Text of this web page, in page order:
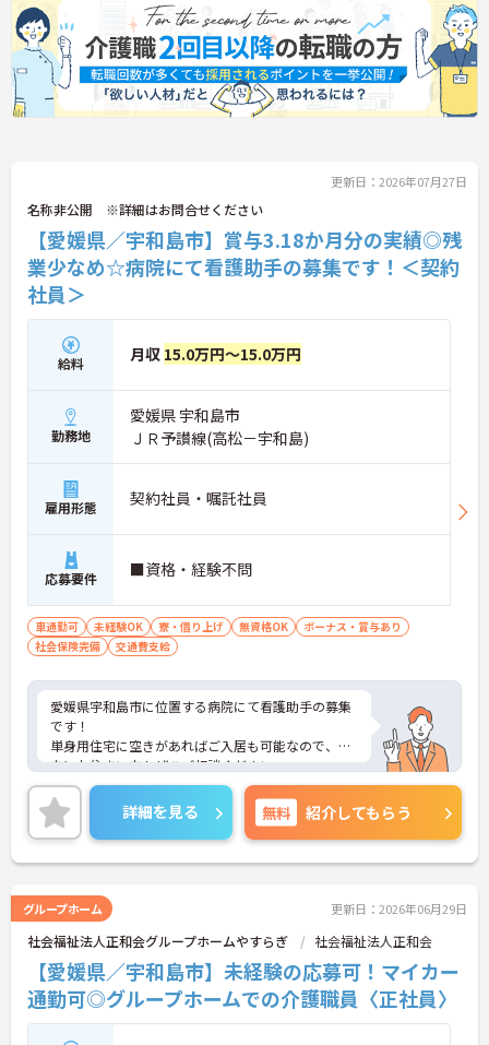
更新日：2026年07月27日
名称非公開 ※詳細はお問合せください
【愛媛県／宇和島市】賞与3.18か月分の実績◎残
業少なめ☆病院にて看護助手の募集です！＜契約
社員＞
給料 月収 15.0万円～15.0万円
勤務地
愛媛県 宇和島市
ＪＲ予讃線(高松－宇和島)
雇用形態 契約社員・嘱託社員
応募要件 ■資格・経験不問
車通勤可 未経験OK 寮・借り上げ 無資格OK
ボーナス・賞与あり
社会保険完備
交通費支給
愛媛県宇和島市に位置する病院にて看護助手の募集
です！
単身用住宅に空きがあればご入居も可能なので、遠
方にお住まい方もぜひご相談ください。
現場のスタッフが丁寧に指導を行ってくださるの
で、未経験の方も安心してご就業いただけます。
ご興味ある方には、面接対策ポイントなど、さらに
詳細をお話しいたしますのでお気軽にご相談くださ
い！
詳細を見る 無料 紹介してもらう
グループホーム 更新日：2026年06月29日
社会福祉法人正和会グループホームやすらぎ 社会福祉法人正和会
【愛媛県／宇和島市】未経験の応募可！マイカー
通勤可◎グループホームでの介護職員〈正社員〉